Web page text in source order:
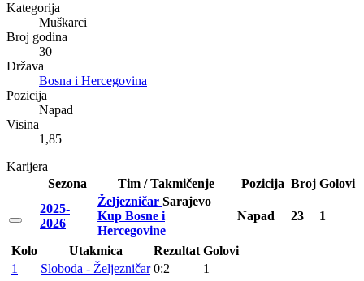
Kategorija
Muškarci
Broj godina
30
Država
Bosna i Hercegovina
Pozicija
Napad
Visina
1,85
Karijera
Sezona
Tim / Takmičenje Pozicija Broj Golovi
2025-
2026
Željezničar Sarajevo
Kup Bosne i
Hercegovine
Napad 23 1
Kolo Utakmica Rezultat Golovi
1
Sloboda - Željezničar 0:2
1